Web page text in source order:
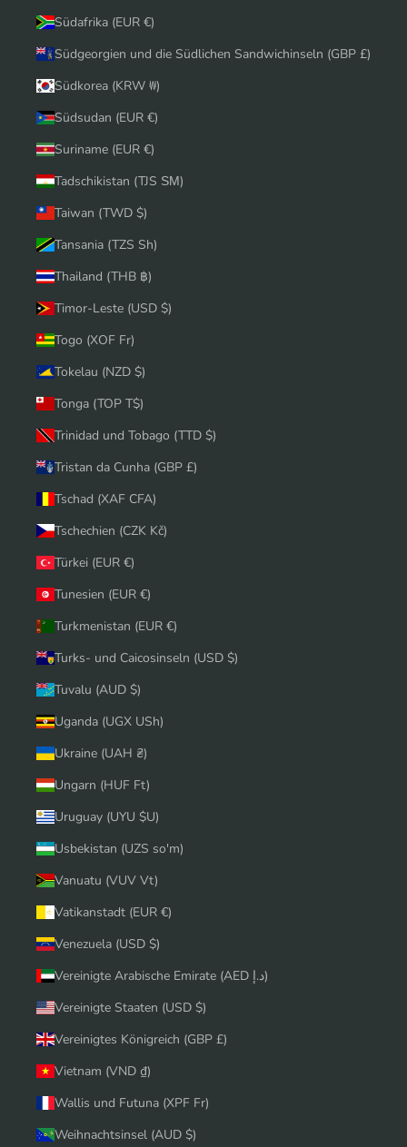
Südafrika (EUR €)
Südgeorgien und die Südlichen Sandwichinseln (GBP £)
Südkorea (KRW ₩)
Südsudan (EUR €)
Suriname (EUR €)
Tadschikistan (TJS ЅМ)
Taiwan (TWD $)
Tansania (TZS Sh)
Thailand (THB ฿)
Timor-Leste (USD $)
Togo (XOF Fr)
Tokelau (NZD $)
Tonga (TOP T$)
Trinidad und Tobago (TTD $)
Tristan da Cunha (GBP £)
Tschad (XAF CFA)
Tschechien (CZK Kč)
Türkei (EUR €)
Tunesien (EUR €)
Turkmenistan (EUR €)
Turks- und Caicosinseln (USD $)
Tuvalu (AUD $)
Uganda (UGX USh)
Ukraine (UAH ₴)
Ungarn (HUF Ft)
Uruguay (UYU $U)
Usbekistan (UZS so'm)
Vanuatu (VUV Vt)
Vatikanstadt (EUR €)
Venezuela (USD $)
Vereinigte Arabische Emirate (AED د.إ)
Vereinigte Staaten (USD $)
Vereinigtes Königreich (GBP £)
Vietnam (VND ₫)
Wallis und Futuna (XPF Fr)
Weihnachtsinsel (AUD $)